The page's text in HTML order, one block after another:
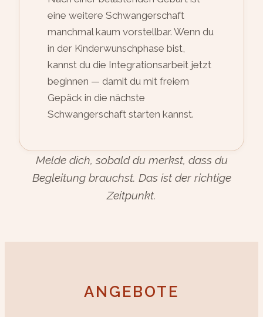
eine weitere Schwangerschaft
manchmal kaum vorstellbar. Wenn du
in der Kinderwunschphase bist,
kannst du die Integrationsarbeit jetzt
beginnen — damit du mit freiem
Gepäck in die nächste
Schwangerschaft starten kannst.
Melde dich, sobald du merkst, dass du
Begleitung brauchst. Das ist der richtige
Zeitpunkt.
ANGEBOTE